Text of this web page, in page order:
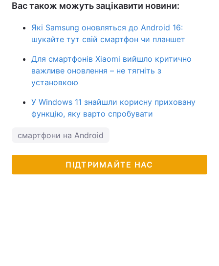
Вас також можуть зацікавити новини:
Які Samsung оновляться до Android 16:
шукайте тут свій смартфон чи планшет
Для смартфонів Xiaomi вийшло критично
важливе оновлення – не тягніть з
установкою
У Windows 11 знайшли корисну приховану
функцію, яку варто спробувати
смартфони на Android
ПІДТРИМАЙТЕ НАС